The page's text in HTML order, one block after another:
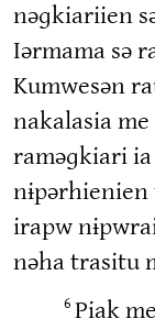
nəɡkiariien
Iərmama sə
Kumwesən
nakalasia
raməɡkiari
irapw
nəha trasitu
6 Piak